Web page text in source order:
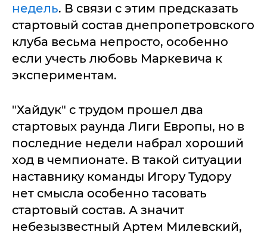
недель. В связи с этим предсказать
стартовый состав днепропетровского
клуба весьма непросто, особенно
если учесть любовь Маркевича к
экспериментам.
"Хайдук" с трудом прошел два
стартовых раунда Лиги Европы, но в
последние недели набрал хороший
ход в чемпионате. В такой ситуации
наставнику команды Игору Тудору
нет смысла особенно тасовать
стартовый состав. А значит
небезызвестный Артем Милевский,